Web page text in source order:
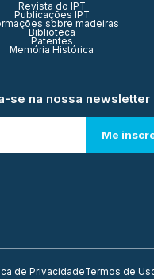
Revista do IPT
Publicações IPT
sobre madeiras
Biblioteca
Patentes
Memória Histórica
se na nossa newsletter
Me
de PrivacidadeTermos de